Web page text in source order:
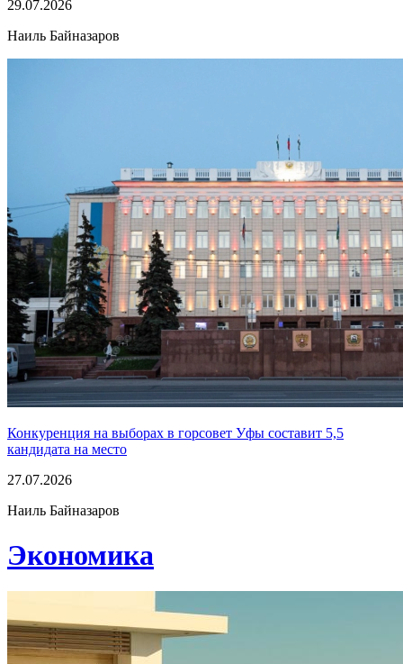
29.07.2026
Наиль Байназаров
Конкуренция на выборах в горсовет Уфы составит 5,5
кандидата на место
27.07.2026
Наиль Байназаров
Экономика